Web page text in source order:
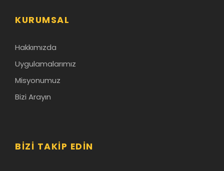
KURUMSAL
Hakkımızda
Uygulamalarımız
Misyonumuz
Bizi Arayın
BIZI TAKIP EDIN